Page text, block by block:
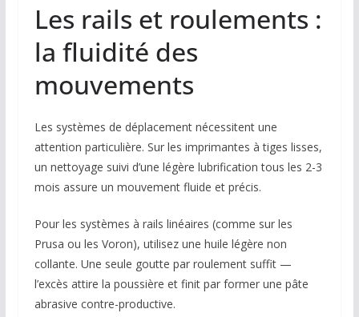
Les rails et roulements :
la fluidité des
mouvements
Les systèmes de déplacement nécessitent une
attention particulière. Sur les imprimantes à tiges lisses,
un nettoyage suivi d’une légère lubrification tous les 2-3
mois assure un mouvement fluide et précis.
Pour les systèmes à rails linéaires (comme sur les
Prusa ou les Voron), utilisez une huile légère non
collante. Une seule goutte par roulement suffit —
l’excès attire la poussière et finit par former une pâte
abrasive contre-productive.